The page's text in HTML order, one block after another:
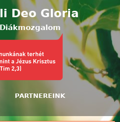
Deo Gloria
PARTNEREINK